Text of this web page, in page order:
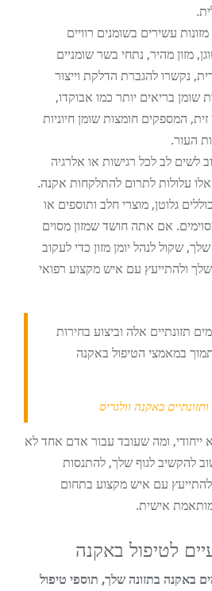
מזונות עשירים בשומנים רוויים
מזון מהיר, נתחי בשר שומניים
נקשרו להגברת הדלקת וייצור
שומן בריאים יותר כמו אבוקדו,
זית, המספקים חומצות שומן חיוניות
העור.
לשים לב לכל רגישות או אלרגיה
עלולות לתרום להתלקחות אקנה.
גלוטן, מוצרי חלב ותוספים או
אם אתה חושד שמזון מסוים
שקול לנהל יומן מזון כדי לעקוב
ולהתייעץ עם איש מקצוע רפואי
תזונתיים אלה וביצוע בחירות
במאמצי הטיפול באקנה
באקנה וולגריס
ייחודי, ומה שעובד עבור אדם אחד לא
להקשיב לגוף שלך, להתנסות
ולהתייעץ עם איש מקצוע בתחום
אישית.
לטיפול באקנה
באקנה בתזונה שלך, תוספי טיפול